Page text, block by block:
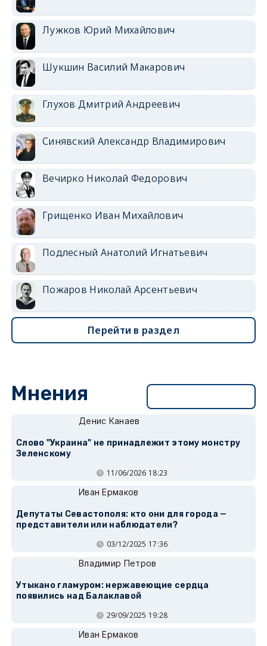
Лужков Юрий Михайлович
Шукшин Василий Макарович
Глухов Дмитрий Андреевич
Синявский Александр Владимирович
Вечирко Николай Федорович
Грищенко Иван Михайлович
Подлесный Анатолий Игнатьевич
Пожаров Николай Арсентьевич
Перейти в раздел
Мнения
Денис Канаев
Слово "Украина" не принадлежит этому монстру
Зеленскому
11/06/2026 18:23
Иван Ермаков
Депутаты Севастополя: кто они для города —
представители или наблюдатели?
03/12/2025 17:36
Владимир Петров
Утыкано гламуром: нержавеющие сердца
появились над Балаклавой
29/09/2025 19:28
Иван Ермаков